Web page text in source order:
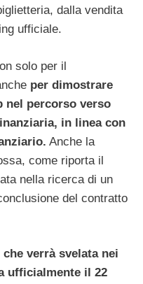
dalla vendita
ufficiale.
solo per il
per dimostrare
nel percorso verso
in linea con
Anche la
come riporta il
nella ricerca di un
del contratto
che verrà svelata nei
ufficialmente il 22